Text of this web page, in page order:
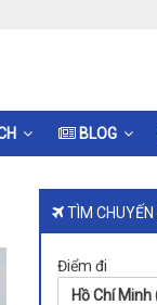
BLOG
TÌM
Điểm đi
Hồ Chí Minh